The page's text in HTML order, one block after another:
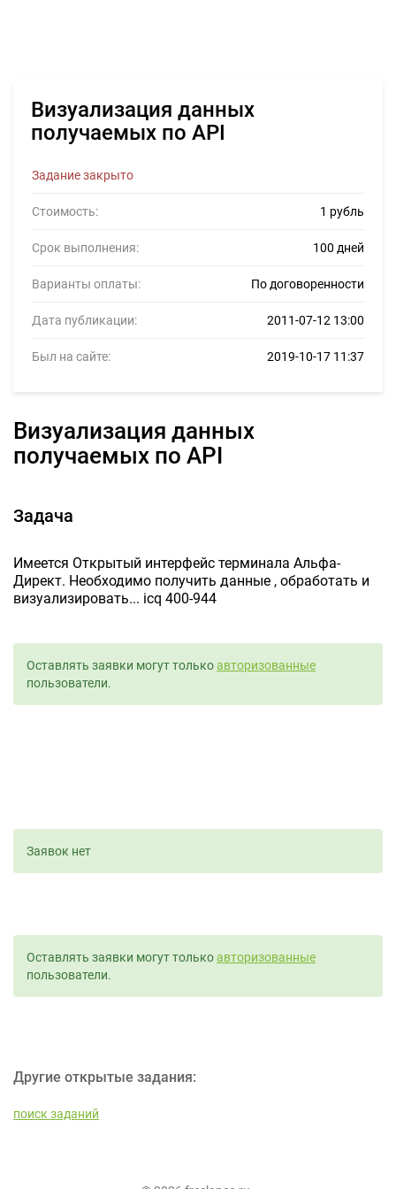
Визуализация данных
получаемых по API
Задание закрыто
Стоимость: 1 рубль
Срок выполнения: 100 дней
Варианты оплаты: По договоренности
Дата публикации: 2011-07-12 13:00
Был на сайте: 2019-10-17 11:37
Визуализация данных
получаемых по API
Задача
Имеется Открытый интерфейс терминала Альфа-
Директ. Необходимо получить данные , обработать и
визуализировать... icq 400-944
Оставлять заявки могут толькоавторизованные
пользователи.
Заявок нет
Оставлять заявки могут толькоавторизованные
пользователи.
Другие открытые задания:
поиск заданий